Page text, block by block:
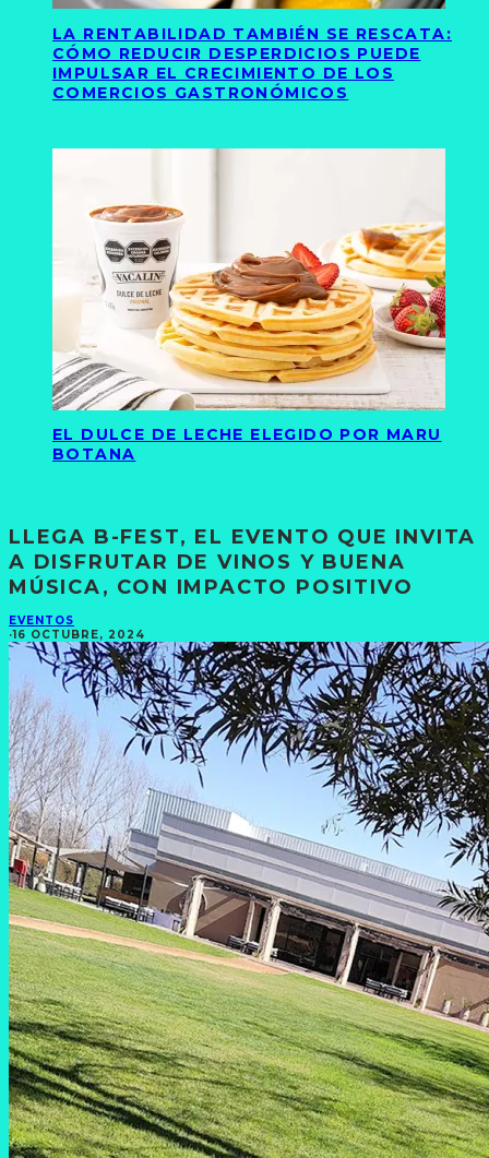
LA RENTABILIDAD TAMBIÉN SE RESCATA:
CÓMO REDUCIR DESPERDICIOS PUEDE
IMPULSAR EL CRECIMIENTO DE LOS
COMERCIOS GASTRONÓMICOS
EL DULCE DE LECHE ELEGIDO POR MARU
BOTANA
LLEGA B-FEST, EL EVENTO QUE INVITA
A DISFRUTAR DE VINOS Y BUENA
MÚSICA, CON IMPACTO POSITIVO
EVENTOS
·16 OCTUBRE, 2024